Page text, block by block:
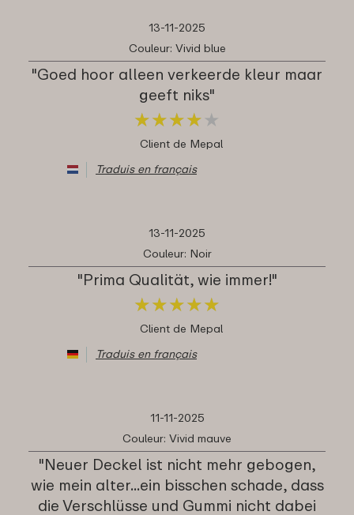
13-11-2025
Couleur: Vivid blue
"Goed hoor alleen verkeerde kleur maar
geeft niks"
★★★★ ★
★★★★ ★
Client de Mepal
Traduis en français
13-11-2025
Couleur: Noir
"Prima Qualität, wie immer!"
★★★★★
★★★★★
Client de Mepal
Traduis en français
11-11-2025
Couleur: Vivid mauve
"Neuer Deckel ist nicht mehr gebogen,
wie mein alter...ein bisschen schade, dass
die Verschlüsse und Gummi nicht dabei